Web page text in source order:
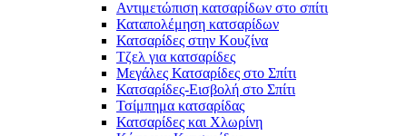
Αντιμετώπιση κατσαρίδων στο σπίτι
Καταπολέμηση κατσαρίδων
Κατσαρίδες στην Κουζίνα
Τζελ για κατσαρίδες
Μεγάλες Κατσαρίδες στο Σπίτι
Κατσαρίδες-Εισβολή στο Σπίτι
Τσίμπημα κατσαρίδας
Κατσαρίδες και Χλωρίνη